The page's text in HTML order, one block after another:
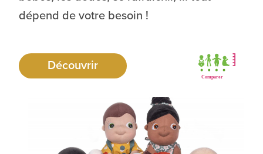
dépend de votre besoin !
Découvrir